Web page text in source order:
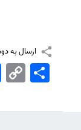
ارسال به
Copy
Link
اشتراک